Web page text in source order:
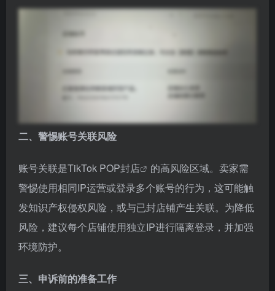
二、警惕账号关联风险
账号关联是TikTok POP封店
的高风险区域。卖家需
警惕使用相同IP运营或登录多个账号的行为，这可能触
发知识产权侵权风险，或与已封店铺产生关联。为降低
风险，建议每个店铺使用独立IP进行隔离登录，并加强
环境防护。
三、申诉前的准备工作